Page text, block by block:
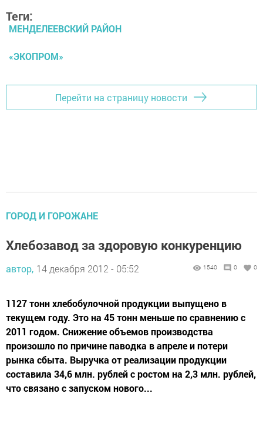
Теги:
МЕНДЕЛЕЕВСКИЙ РАЙОН
«ЭКОПРОМ»
Перейти на страницу новости
ГОРОД И ГОРОЖАНЕ
Хлебозавод за здоровую конкуренцию
автор, 14 декабря 2012 - 05:52 1540 0 0
1127 тонн хлебобулочной продукции выпущено в
текущем году. Это на 45 тонн меньше по сравнению с
2011 годом. Снижение объемов производства
произошло по причине паводка в апреле и потери
рынка сбыта. Выручка от реализации продукции
составила 34,6 млн. рублей с ростом на 2,3 млн. рублей,
что связано с запуском нового...